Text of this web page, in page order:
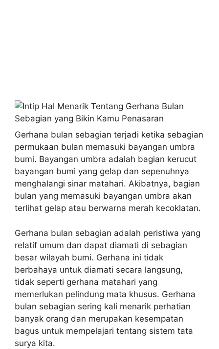
Gerhana bulan sebagian terjadi ketika sebagian
permukaan bulan memasuki bayangan umbra
bumi. Bayangan umbra adalah bagian kerucut
bayangan bumi yang gelap dan sepenuhnya
menghalangi sinar matahari. Akibatnya, bagian
bulan yang memasuki bayangan umbra akan
terlihat gelap atau berwarna merah kecoklatan.
Gerhana bulan sebagian adalah peristiwa yang
relatif umum dan dapat diamati di sebagian
besar wilayah bumi. Gerhana ini tidak
berbahaya untuk diamati secara langsung,
tidak seperti gerhana matahari yang
memerlukan pelindung mata khusus. Gerhana
bulan sebagian sering kali menarik perhatian
banyak orang dan merupakan kesempatan
bagus untuk mempelajari tentang sistem tata
surya kita.